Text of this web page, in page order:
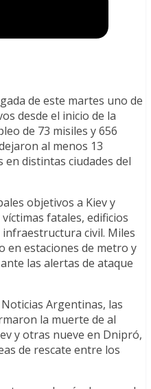
de este martes uno de
desde el inicio de la
de 73 misiles y 656
al menos 13
en distintas ciudades del
objetivos a Kiev y
fatales, edificios
civil. Miles
en estaciones de metro y
las alertas de ataque
Argentinas, las
la muerte de al
y otras nueve en Dnipró,
de rescate entre los